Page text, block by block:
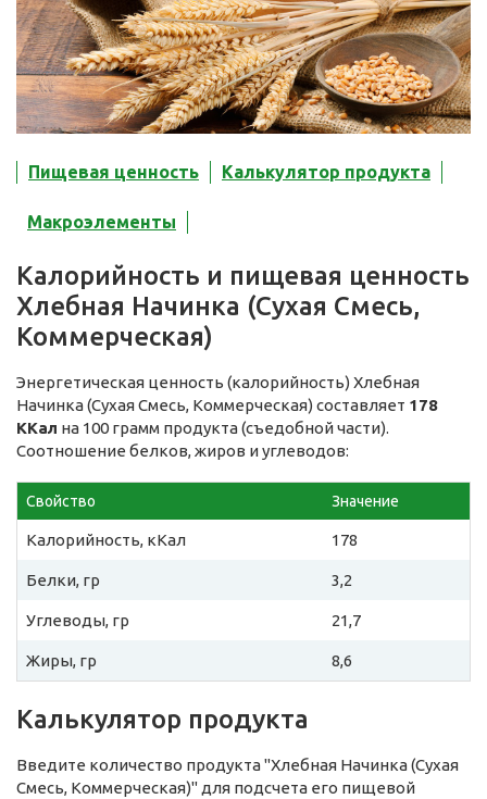
Пищевая ценность Калькулятор продукта
Макроэлементы
Калорийность и пищевая ценность
Хлебная Начинка (Сухая Смесь,
Коммерческая)
Энергетическая ценность (калорийность) Хлебная
Начинка (Сухая Смесь, Коммерческая) составляет 178
ККал на 100 грамм продукта (съедобной части).
Соотношение белков, жиров и углеводов:
Свойство Значение
Калорийность, кКал 178
Белки, гр 3,2
Углеводы, гр 21,7
Жиры, гр 8,6
Калькулятор продукта
Введите количество продукта "Хлебная Начинка (Сухая
Смесь, Коммерческая)" для подсчета его пищевой